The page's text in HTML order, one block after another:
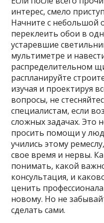
интерес, смело
Начните с небольшой
переклеить обои в
устаревшие
мультиметре и
распределительном
распланируйте
изучая и проектируя
вопросы, не
специалистам, если
сложных задачах. Это
просить помощи у
учились этому
свое время и нервы.
понимать, какой
консультация, и
ценить
новому. Но не
сделать сами.